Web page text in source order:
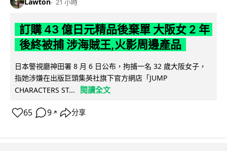
21 小時
訂購 43 億日元精品後棄單 大阪女 2 年
後終被捕 涉海賊王,火影周邊產品
日本警視廳神田署 8 月 6 日公布，拘捕一名 32 歲大阪女子，
指她涉嫌在出版巨頭集英社旗下官方網店「JUMP
CHARACTERS ST...
閱讀全文
65 9 ↗ 分享